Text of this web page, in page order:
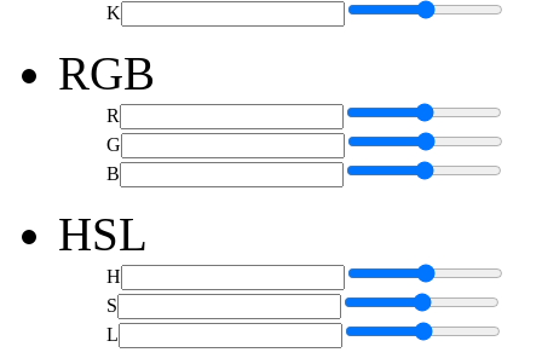
K
RGB
R
G
B
HSL
H
S
L